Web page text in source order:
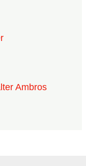
Ambros